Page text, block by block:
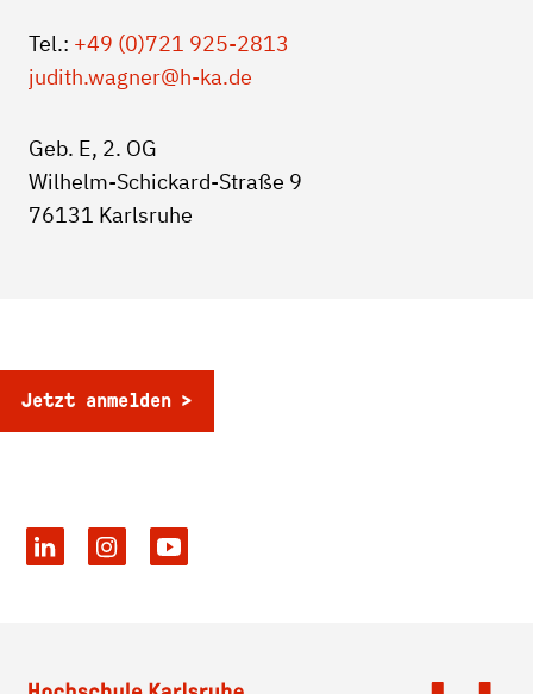
Tel.: +49 (0)721 925-2813
judith.wagner@h-ka.de
Geb. E, 2. OG
Wilhelm-Schickard-Straße 9
76131 Karlsruhe
Jetzt anmelden